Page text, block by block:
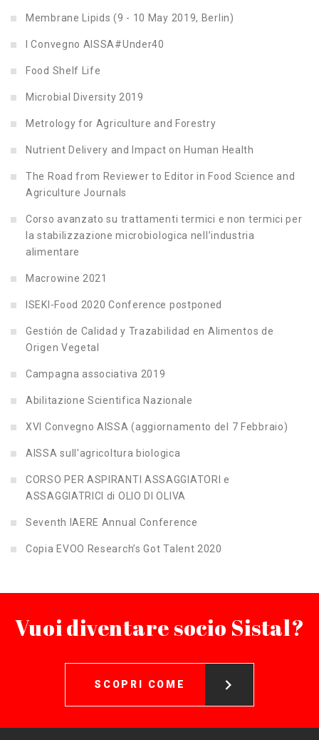
Membrane Lipids (9 - 10 May 2019, Berlin)
I Convegno AISSA#Under40
Food Shelf Life
Microbial Diversity 2019
Metrology for Agriculture and Forestry
Nutrient Delivery and Impact on Human Health
The Road from Reviewer to Editor in Food Science and
Agriculture Journals
Corso avanzato su trattamenti termici e non termici per
la stabilizzazione microbiologica nell’industria
alimentare
Macrowine 2021
ISEKI-Food 2020 Conference postponed
Gestión de Calidad y Trazabilidad en Alimentos de
Origen Vegetal
Campagna associativa 2019
Abilitazione Scientifica Nazionale
XVI Convegno AISSA (aggiornamento del 7 Febbraio)
AISSA sull'agricoltura biologica
CORSO PER ASPIRANTI ASSAGGIATORI e
ASSAGGIATRICI di OLIO DI OLIVA
Seventh IAERE Annual Conference
Copia EVOO Research’s Got Talent 2020
Vuoi diventare socio Sistal?
SCOPRI COME